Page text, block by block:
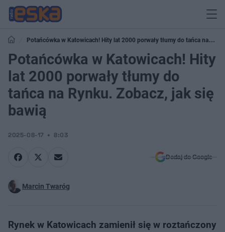
Potańcówka w Katowicach! Hity lat 2000 porwały tłumy do tańca na
Rynku. Zobacz, jak się bawią
Potańcówka w Katowicach! Hity
lat 2000 porwały tłumy do
tańca na Rynku. Zobacz, jak się
bawią
2025-08-17 8:03
Dodaj do Google
Marcin Twaróg
Rynek w Katowicach zamienił się w roztańczony